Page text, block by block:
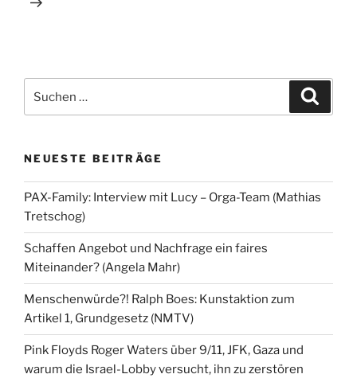
nach:
NEUESTE BEITRÄGE
PAX-Family: Interview mit Lucy – Orga-Team (Mathias
Tretschog)
Schaffen Angebot und Nachfrage ein faires
Miteinander? (Angela Mahr)
Menschenwürde?! Ralph Boes: Kunstaktion zum
Artikel 1, Grundgesetz (NMTV)
Pink Floyds Roger Waters über 9/11, JFK, Gaza und
warum die Israel-Lobby versucht, ihn zu zerstören